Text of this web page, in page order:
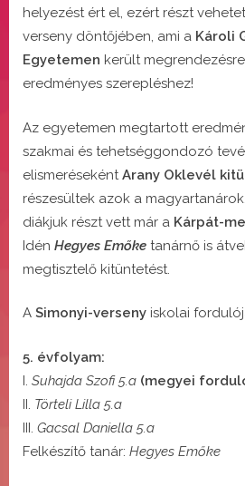
helyezést ért el, ezért részt
verseny döntőjében, ami a Károli
Egyetemen került
eredményes szerepléshez!
Az egyetemen megtartott
szakmai és tehetséggondozó
elismerésekéntArany Oklevél
részesültek azok a
diákjuk részt vett már a Kárpát-
Idén Hegyes Emőke tanárnő is
megtisztelő kitüntetést.
A Simonyi-verseny iskolai
5. évfolyam:
I. Suhajda Szofi 5.a (megyei
II. Törteli Lilla 5.a
III. Gacsal Daniella 5.a
Felkészítő tanár: Hegyes Emőke